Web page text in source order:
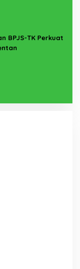
BPJS-TK Perkuat